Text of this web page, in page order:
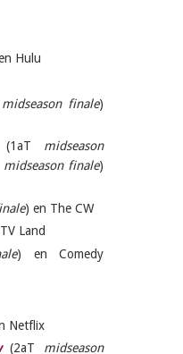
Hulu
midseason finale)
midseason
midseason finale)
) en The CW
Land
) en Comedy
Netflix
(2aT midseason